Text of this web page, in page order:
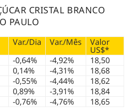
CRISTAL BRANCO
PAULO
Var./Dia Var./Mês Valor
US$*
-0,64% -4,92%
18,50
0,14% -4,31%
18,68
-0,55% -4,44%
18,62
0,89% -3,91%
18,84
-0,76% -4,76% 18,65